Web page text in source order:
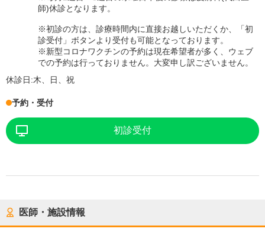
師)休診となります。
※初診の方は、診療時間内に直接お越しいただくか、「初
診受付」ボタンより受付も可能となっております。
※新型コロナワクチンの予約は現在希望者が多く、ウェブ
での予約は行っておりません。大変申し訳ございません。
休診日:木、日、祝
予約・受付
初診受付
医師・施設情報